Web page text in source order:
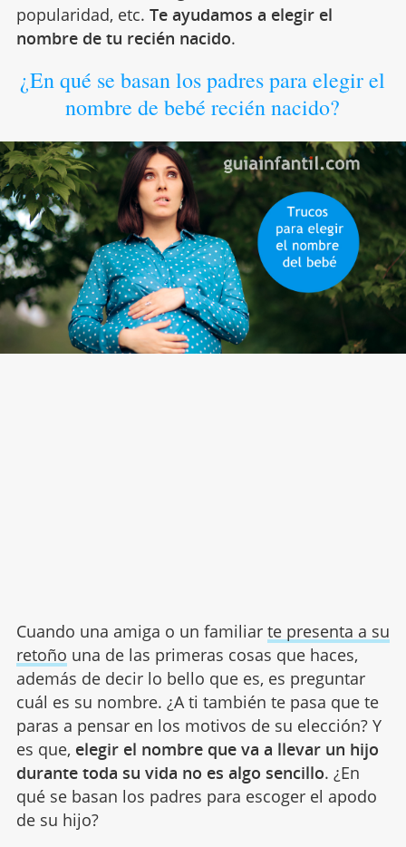
popularidad, etc. Te ayudamos a elegir el
nombre de tu recién nacido.
¿En qué se basan los padres para elegir el
nombre de bebé recién nacido?
Cuando una amiga o un familiar te presenta a su
retoño una de las primeras cosas que haces,
además de decir lo bello que es, es preguntar
cuál es su nombre. ¿A ti también te pasa que te
paras a pensar en los motivos de su elección? Y
es que, elegir el nombre que va a llevar un hijo
durante toda su vida no es algo sencillo. ¿En
qué se basan los padres para escoger el apodo
de su hijo?